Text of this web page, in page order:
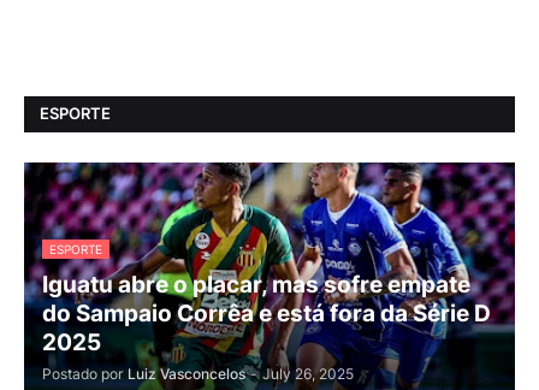
ESPORTE
ESPORTE
Iguatu abre o placar, mas sofre empate
do Sampaio Corrêa e está fora da Série D
2025
Postado por Luiz Vasconcelos - July 26, 2025